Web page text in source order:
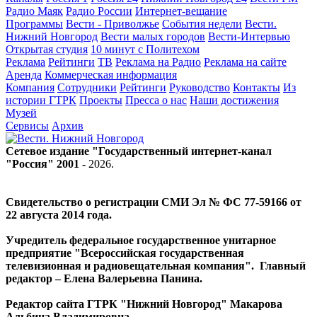
Радио Маяк Радио России Интернет-вещание
Программы Вести - Приволжье События недели Вести.
Нижний Новгород Вести малых городов Вести-Интервью
Открытая студия 10 минут с Политехом
Реклама Рейтинги ТВ Реклама на Радио Реклама на сайте
Аренда Коммерческая информация
Компания Сотрудники Рейтинги Руководство Контакты Из
истории ГТРК Проекты Пресса о нас Наши достижения
Музей
Сервисы Архив
Сетевое издание "Государственный интернет-канал
"Россия" 2001 - 2026.
Свидетельство о регистрации СМИ Эл № ФС 77-59166 от
22 августа 2014 года.
Учредитель федеральное государственное унитарное
предприятие "Всероссийская государственная
телевизионная и радиовещательная компания". Главный
редактор – Елена Валерьевна Панина.
Редактор сайта ГТРК "Нижний Новгород" Макарова